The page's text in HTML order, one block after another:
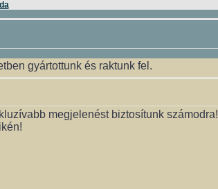
gyártottunk és raktunk fel.
megjelenést biztosítunk számodra!